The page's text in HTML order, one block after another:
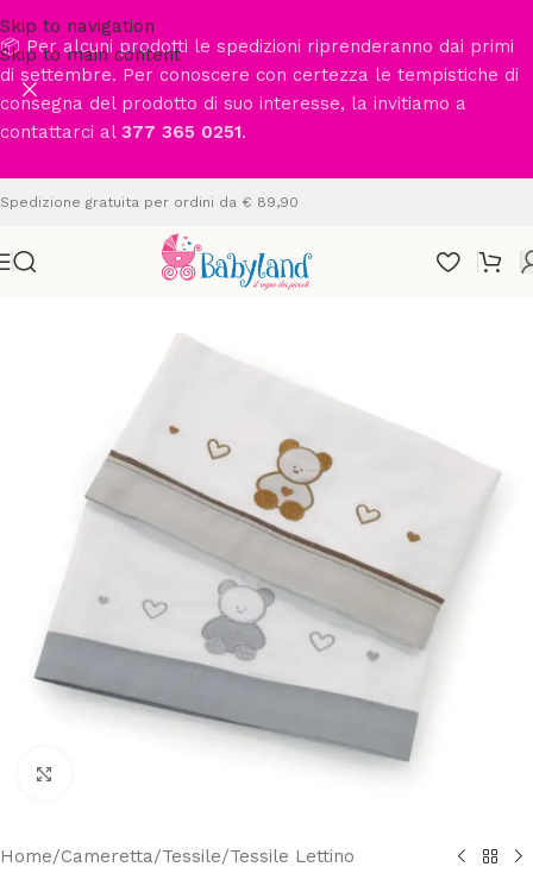
Skip to navigation
Skip to main content
📦 Per alcuni prodotti le spedizioni riprenderanno dai primi
di settembre. Per conoscere con certezza le tempistiche di
consegna del prodotto di suo interesse, la invitiamo a
contattarci al 377 365 0251.
Spedizione gratuita per ordini da € 89,90
Home/Cameretta/Tessile/Tessile Lettino